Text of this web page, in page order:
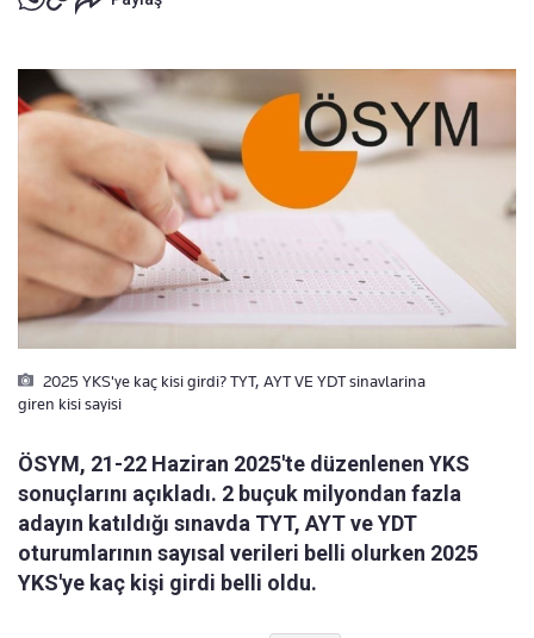
2025 YKS'ye kaç kisi girdi? TYT, AYT VE YDT sinavlarina
giren kisi sayisi
ÖSYM, 21-22 Haziran 2025'te düzenlenen YKS
sonuçlarını açıkladı. 2 buçuk milyondan fazla
adayın katıldığı sınavda TYT, AYT ve YDT
oturumlarının sayısal verileri belli olurken 2025
YKS'ye kaç kişi girdi belli oldu.